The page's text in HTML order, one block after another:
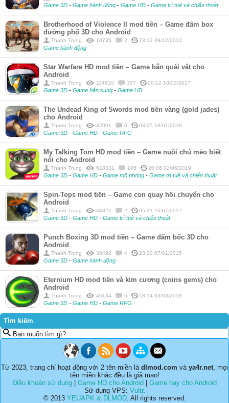
Game 3D - Game hành động - Game HD - Game trí tuệ và chiến thuật
Brotherhood of Violence II mod tiền – Game đấm box
đường phố 3D cho Android
Thanh Trung 10735 2 23:12 09/12/2013
Game hành động
Star Warfare HD mod tiền – Game bắn quái vật cho
Android
Thanh Trung 114610 157 00:12 10/02/2017
Game 3D - Game bắn súng - Game HD
The Undead King of Swords mod tiền vàng (gold jades)
cho Android
Thanh Trung 32091 0 03:05 18/01/2018
Game 3D - Game HD - Game RPG
My Talking Tom HD mod tiền – Game nuôi chú mèo biết
nói cho Android
Thanh Trung 618331 105 20:06 02/06/2019
Game 3D - Game HD - Game mô phỏng - Game trí tuệ và chiến thuật
Spin-Tops mod tiền – Game con quay hồi chuyển cho
Android
Thanh Trung 34325 2 05:21 26/07/2017
Game 3D - Game HD - Game trí tuệ và chiến thuật
Punch Boxing 3D mod tiền – Game đấm bốc 3D cho
Android
Thanh Trung 38492 4 23:20 07/01/2015
Game 3D - Game hành động
Eternium HD mod tiền và kim cương (coins gems) cho
Android
Thanh Trung 46134 5 18:14 03/03/2018
Game 3D - Game HD - Game RPG
Tìm kiếm
Bạn muốn tìm gì?
Từ 2023, trang chỉ hoạt động với 2 tên miền là dlmod.com và ya4r.net, mọi
tên miền khác đều là giả mạo!
Điều khoản sử dụng
Game HD cho Android
Game hay cho Android
Sử dụng VPS: Vultr.
© 2013 YEUAPK & DLMOD. All rights reserved.